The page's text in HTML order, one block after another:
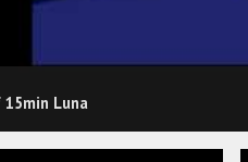
15min Luna